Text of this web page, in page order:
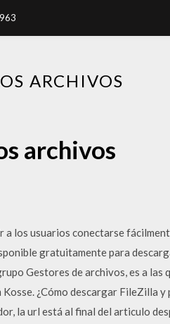
ARCHIVOS
archivos
los usuarios conectarse
gratuitamente para
Gestores de archivos, es a las
¿Cómo descargar FileZilla y
la url está al final del articulo